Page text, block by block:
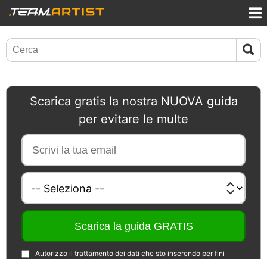
Scarica gratis la nostra NUOVA guida
per evitare le multe
Autorizzo il trattamento dei dati che sto inserendo per fini